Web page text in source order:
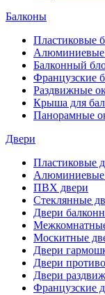
Балконы
Пластиковые
Алюминиевые
Балконный
Французские
Раздвижные
Крыша для
Панорамные
Двери
Пластиковые
Алюминиевые
ПВХ двери
Стеклянные
Двери
Москитные
Двери
Двери
Двери
Французские